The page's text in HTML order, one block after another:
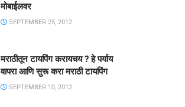
मोबाईलवर
SEPTEMBER 25, 2012
मराठीतून टायपिंग करायचय ? हे पर्याय
वापरा आणि सुरू करा मराठी टायपिंग
SEPTEMBER 10, 2012